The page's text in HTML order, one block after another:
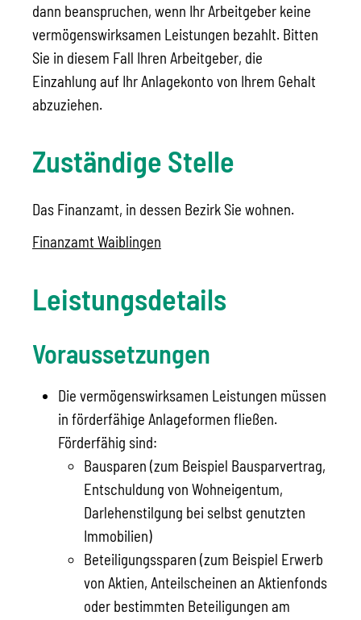
dann beanspruchen, wenn Ihr Arbeitgeber keine
vermögenswirksamen Leistungen bezahlt. Bitten
Sie in diesem Fall Ihren Arbeitgeber, die
Einzahlung auf Ihr Anlagekonto von Ihrem Gehalt
abzuziehen.
Zuständige Stelle
Das Finanzamt, in dessen Bezirk Sie wohnen.
Finanzamt Waiblingen
Leistungsdetails
Voraussetzungen
Die vermögenswirksamen Leistungen müssen
in förderfähige Anlageformen fließen.
Förderfähig sind:
Bausparen (zum Beispiel Bausparvertrag,
Entschuldung von Wohneigentum,
Darlehenstilgung bei selbst genutzten
Immobilien)
Beteiligungssparen (zum Beispiel Erwerb
von Aktien, Anteilscheinen an Aktienfonds
oder bestimmten Beteiligungen am